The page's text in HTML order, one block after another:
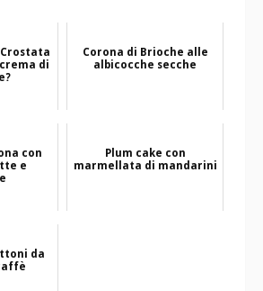
di
Corona di Brioche alle
albicocche secche
con
e
Plum cake con
marmellata di mandarini
da